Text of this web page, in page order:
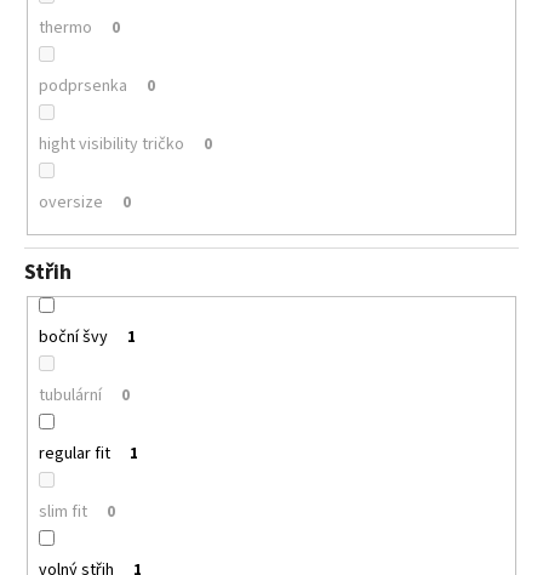
thermo 0
podprsenka 0
hight visibility tričko 0
oversize 0
Střih
boční švy 1
tubulární 0
regular fit 1
slim fit 0
volný střih 1